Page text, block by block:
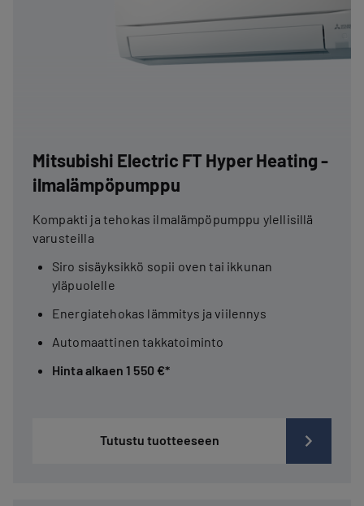
Mitsubishi Electric FT Hyper Heating -
ilmalämpöpumppu
Kompakti ja tehokas ilmalämpöpumppu ylellisillä
varusteilla
Siro sisäyksikkö sopii oven tai ikkunan
yläpuolelle
Energiatehokas lämmitys ja viilennys
Automaattinen takkatoiminto
Hinta alkaen 1 550 €*
Tutustu tuotteeseen